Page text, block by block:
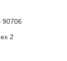
90706
2